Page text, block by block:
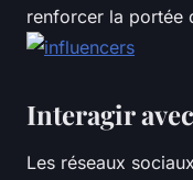
renforcer la portée
Interagir
Les réseaux